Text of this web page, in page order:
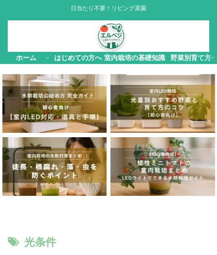
日当たり不要！リビング菜園
ホーム はじめての方へ 室内栽培の基礎知識 野菜別育て方
光条件